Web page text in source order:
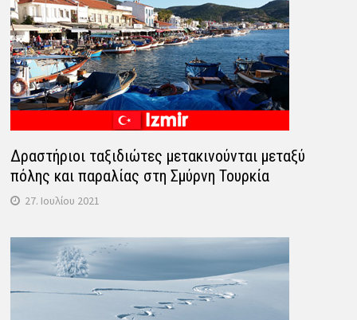
Δραστήριοι ταξιδιώτες μετακινούνται μεταξύ
πόλης και παραλίας στη Σμύρνη Τουρκία
27. Ιουλίου 2021